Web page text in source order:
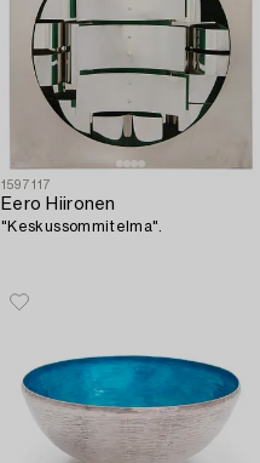
1597117
Eero Hiironen
"Keskussommitelma".